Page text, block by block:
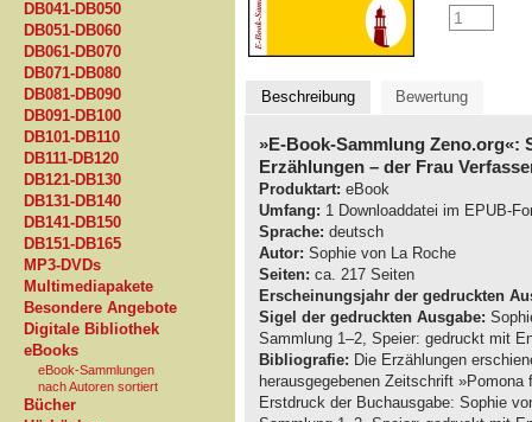
DB041-DB050
DB051-DB060
DB061-DB070
DB071-DB080
DB081-DB090
DB091-DB100
DB101-DB110
DB111-DB120
DB121-DB130
DB131-DB140
DB141-DB150
DB151-DB165
MP3-DVDs
Multimediapakete
Besondere Angebote
Digitale Bibliothek
eBooks
eBook-Sammlungen
nach Autoren sortiert
Bücher
Beschreibung Bewertung
»E-Book-Sammlung Zeno.org«:
Erzählungen – der Frau
Produktart: eBook
Umfang: 1 Downloaddatei im EPUB-
Sprache: deutsch
Autor: Sophie von La Roche
Seiten: ca. 217 Seiten
Erscheinungsjahr der gedruckten
Sigel der gedruckten Ausgabe:
Sammlung 1–2, Speier: gedruckt mit
Bibliografie: Die Erzählungen
herausgegebenen Zeitschrift
Erstdruck der Buchausgabe: Sophie